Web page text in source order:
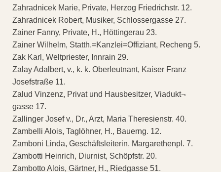
Zahradnicek Marie, Private, Herzog Friedrichstr. 12.
Zahradnicek Robert, Musiker, Schlossergasse 27.
Zainer Fanny, Private, H., Höttingerau 23.
Zainer Wilhelm, Statth.=Kanzlei=Offiziant, Recheng 5.
Zak Karl, Weltpriester, Innrain 29.
Zalay Adalbert, v., k. k. Oberleutnant, Kaiser Franz
Josefstraße 11.
Zalud Vinzenz, Privat und Hausbesitzer, Viadukt¬
gasse 17.
Zallinger Josef v., Dr., Arzt, Maria Theresienstr. 40.
Zambelli Alois, Taglöhner, H., Bauerng. 12.
Zamboni Linda, Geschäftsleiterin, Margarethenpl. 7.
Zambotti Heinrich, Diurnist, Schöpfstr. 20.
Zambotto Alois, Gärtner, H., Riedgasse 51.